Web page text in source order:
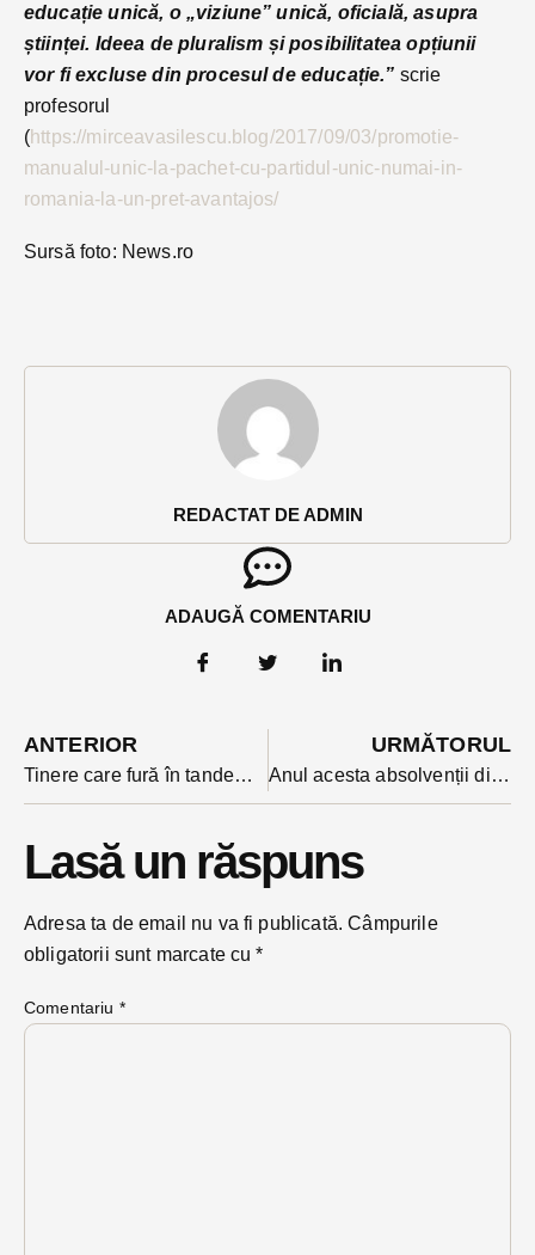
REDACTAT DE ADMIN
ADAUGĂ COMENTARIU
educație unică, o „viziune” unică, oficială, asupra
științei. Ideea de pluralism și posibilitatea opțiunii
vor fi excluse din procesul de educație.” scrie
profesorul
(https://mirceavasilescu.blog/2017/09/03/promotie-
manualul-unic-la-pachet-cu-partidul-unic-numai-in-
romania-la-un-pret-avantajos/
Sursă foto: News.ro
ANTERIOR
Tinere care fură în tandem produse scumpe-un nou tipar de hoție prin magazinele din Bistrița
URMĂTORUL
Anul acesta absolvenții din BN s-au reorientat: n-au mai dat buzna să ia șomaj
Lasă un răspuns
Adresa ta de email nu va fi publicată. Câmpurile
obligatorii sunt marcate cu*
Comentariu *